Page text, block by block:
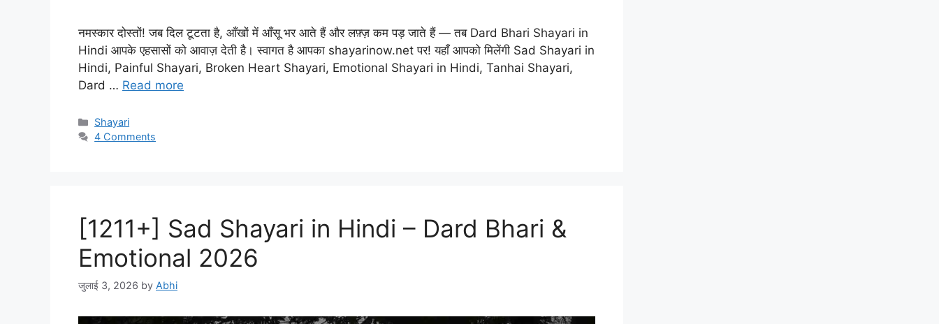
नमस्कार दोस्तों! जब दिल टूटता है, आँखों में आँसू भर आते हैं और लफ़्ज़ कम पड़ जाते हैं — तब Dard Bhari Shayari in
Hindi आपके एहसासों को आवाज़ देती है। स्वागत है आपका shayarinow.net पर! यहाँ आपको मिलेंगी Sad Shayari in
Hindi, Painful Shayari, Broken Heart Shayari, Emotional Shayari in Hindi, Tanhai Shayari,
Dard … Read more
Categories
Shayari
4 Comments
[1211+] Sad Shayari in Hindi – Dard Bhari &
Emotional 2026
जुलाई 3, 2026 by Abhi